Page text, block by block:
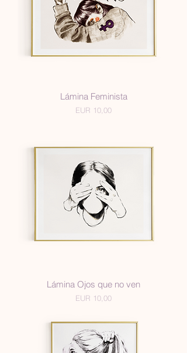
Lámina Feminista
Precio
EUR 10,00
Lámina Ojos que no ven
Precio
EUR 10,00